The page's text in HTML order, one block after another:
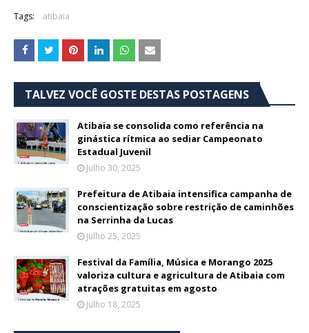
Tags: atibaia
TALVEZ VOCÊ GOSTE DESTAS POSTAGENS
Atibaia se consolida como referência na
ginástica rítmica ao sediar Campeonato
Estadual Juvenil
Julho 30, 2025
Prefeitura de Atibaia intensifica campanha de
conscientização sobre restrição de caminhões
na Serrinha da Lucas
Julho 25, 2025
Festival da Família, Música e Morango 2025
valoriza cultura e agricultura de Atibaia com
atrações gratuitas em agosto
Julho 18, 2025